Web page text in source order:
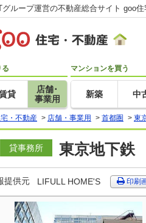
グループ運営の不動産総合サイト goo
る
貸
店舗･
事業用
マンションを買う
新築 中
・不動産 > 店舗・事業用 > 首都圏 > 東
貸事務所 東京地下
提供元 LIFULL HOME'S 印刷